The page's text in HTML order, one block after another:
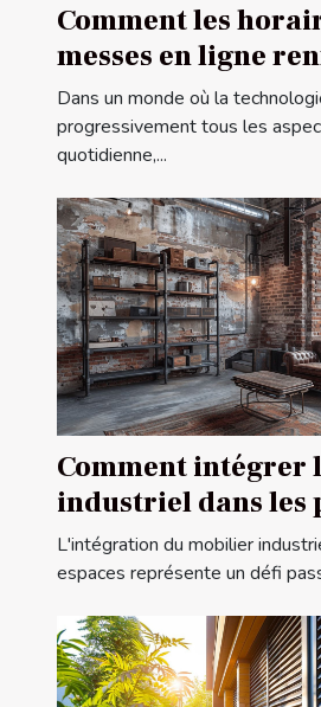
Comment les
messes en ligne
communauté
Dans un monde où la
progressivement tous les
quotidienne,...
Comment intégrer
industriel dans les
espaces
L'intégration du mobilier
espaces représente un défi